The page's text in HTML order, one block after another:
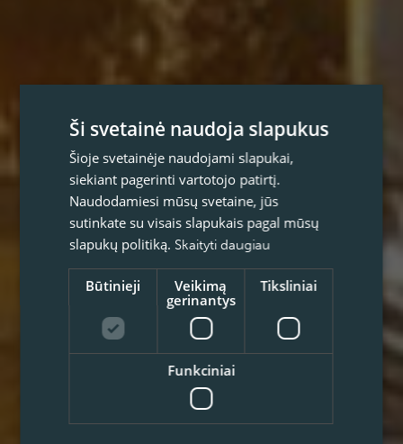
Ši svetainė naudoja slapukus
Šioje svetainėje naudojami slapukai,
siekiant pagerinti vartotojo patirtį.
Naudodamiesi mūsų svetaine, jūs
sutinkate su visais slapukais pagal mūsų
slapukų politiką. Skaityti daugiau
Būtinieji
Veikimą
gerinantys
Tiksliniai
Funkciniai